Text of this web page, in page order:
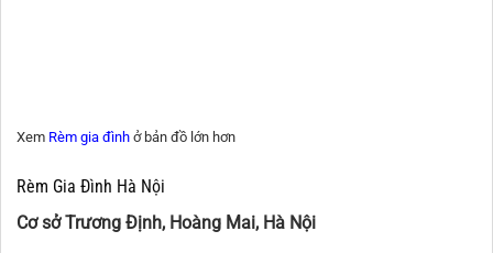
Xem Rèm gia đình ở bản đồ lớn hơn
Rèm Gia Đình Hà Nội
Cơ sở Trương Định, Hoàng Mai, Hà Nội